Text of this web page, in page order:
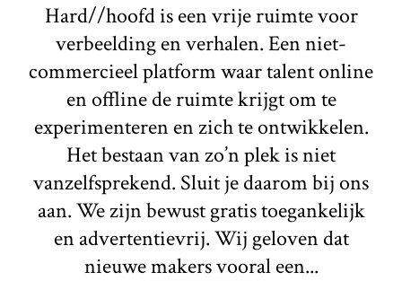
Hard//hoofd is een vrije ruimte voor
verbeelding en verhalen. Een niet-
commercieel platform waar talent online
en offline de ruimte krijgt om te
experimenteren en zich te ontwikkelen.
Het bestaan van zo’n plek is niet
vanzelfsprekend. Sluit je daarom bij ons
aan. We zijn bewust gratis toegankelijk
en advertentievrij. Wij geloven dat
nieuwe makers vooral een...